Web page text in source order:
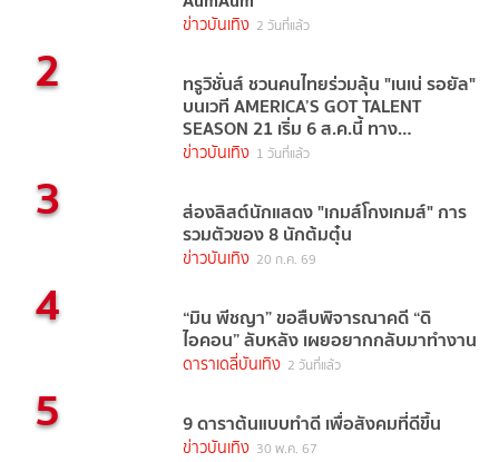
ข่าวบันเทิง 2 วันที่แล้ว
2 ทรูวิชั่นส์ ชวนคนไทยร่วมลุ้น "เนเน่ รอยัล"
บนเวที AMERICA’S GOT TALENT
SEASON 21 เริ่ม 6 ส.ค.นี้ ทาง
TrueVisions NOW
ข่าวบันเทิง 1 วันที่แล้ว
3 ส่องลิสต์นักแสดง "เกมส์โกงเกมส์" การ
รวมตัวของ 8 นักต้มตุ๋น
ข่าวบันเทิง 20 ก.ค. 69
4 “มิน พีชญา” ขอสืบพิจารณาคดี “ดิ
ไอคอน” ลับหลัง เผยอยากกลับมาทำงาน
ดาราเดลี่บันเทิง 2 วันที่แล้ว
5 9 ดาราต้นแบบทำดี เพื่อสังคมที่ดีขึ้น
ข่าวบันเทิง 30 พ.ค. 67